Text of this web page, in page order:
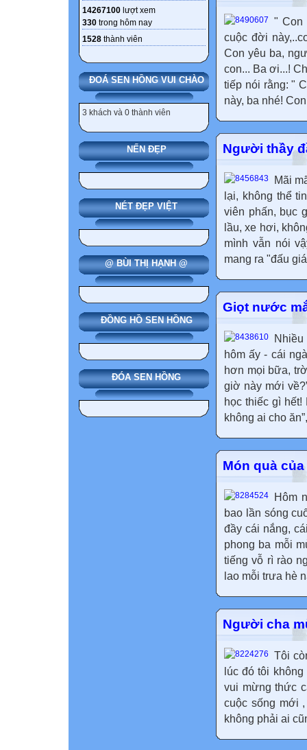
14267100 lượt xem
330 trong hôm nay
1528 thành viên
ĐOÁ SEN HỒNG VUI CHÀO
3 khách và 0 thành viên
NẾN ĐẸP
NÉT ĐẸP VIỆT
@ BÙI THỊ HẠNH @
ĐỒNG HỒ SEN HỒNG
ĐÓA SEN HỒNG
" Con
cuộc đời
Con yêu ba,
con... Ba ơi...!
tiếp nói rằng: "
này, ba nhé!
Người thầy
Mãi
lại, không thể
viên phấn, bục
lầu, xe hơi,
mình vẫn nói
mang ra "đấu
Giọt nước
hôm ấy - cái
hơn mọi bữa,
giờ này mới
học thiếc gì
không ai cho
Món quà
Hôm
bao lần sóng
đầy cái nắng,
phong ba mỗi
tiếng vỗ rì rào
lao mỗi trưa hè
Người cha
Tôi
lúc đó tôi
vui mừng thức
cuộc sống mới
không phải ai